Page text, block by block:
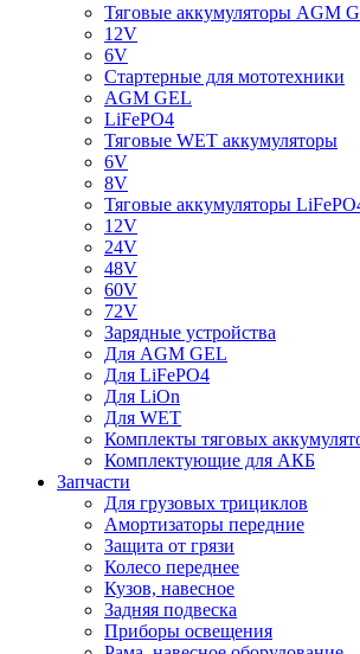
Тяговые аккумуляторы AGM
12V
6V
Стартерные для мототехники
AGM GEL
LiFePO4
Тяговые WET аккумуляторы
6V
8V
Тяговые аккумуляторы
12V
24V
48V
60V
72V
Зарядные устройства
Для AGM GEL
Для LiFePO4
Для LiOn
Для WET
Комплекты тяговых
Комплектующие для АКБ
Запчасти
Для грузовых трициклов
Амортизаторы передние
Защита от грязи
Колесо переднее
Кузов, навесное
Задняя подвеска
Приборы освещения